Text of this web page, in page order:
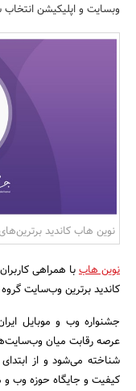
وبسایت و اپلیکیشن
نوین هاب کاندید
نوین هاببا همراهی
کاندید برترین وب‌سایت گروه
جشنواره وب و موبایل
عرصه رقابت میان
شناخته می‌شود و از
کیفیت و جایگاه حوزه وب و